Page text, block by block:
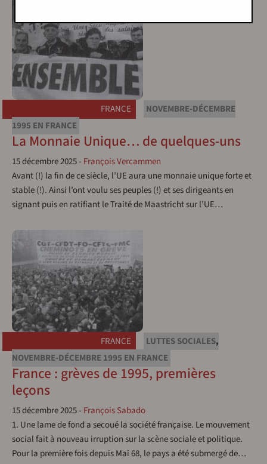
FRANCE
NOVEMBRE-DÉCEMBRE
1995 EN FRANCE
La Monnaie Unique… de quelques-uns
15 décembre 2025- François Vercammen
Avant (!) la fin de ce siècle, l’UE aura une monnaie unique forte et
stable (!). Ainsi l’ont voulu ses peuples (!) et ses dirigeants en
signant puis en ratifiant le Traité de Maastricht sur l’UE…
FRANCE LUTTES SOCIALES,
NOVEMBRE-DÉCEMBRE 1995 EN FRANCE
France : grèves de 1995, premières
leçons
15 décembre 2025- François Sabado
1. Une lame de fond a secoué la société française. Le mouvement
social fait à nouveau irruption sur la scène sociale et politique.
Pour la première fois depuis Mai 68, le pays a été submergé de…